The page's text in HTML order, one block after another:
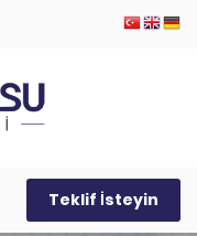
Teklif İsteyin